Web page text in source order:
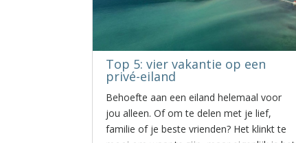
Top 5: vier vakantie op een
privé-eiland
Behoefte aan een eiland helemaal voor
jou alleen. Of om te delen met je lief,
familie of je beste vrienden? Het klinkt te